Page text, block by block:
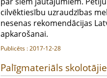
cilvēktiesību uzraudzības
nesenas rekomendācijas
apkarošanai.
Publicēts : 2017-12-28
Palīgmateriāls